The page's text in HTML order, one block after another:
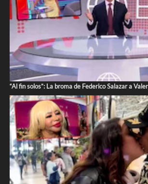
“Al fin solos”: La broma de Federico Salazar a